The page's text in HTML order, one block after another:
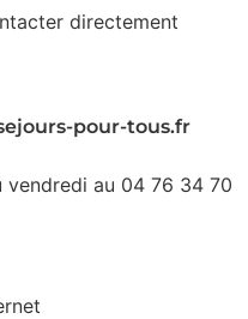
directement
pour-tous.fr
vendredi au 04 76 34 70